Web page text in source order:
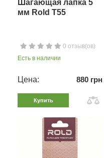
Шагающая лапка 5
мм Rold T55
0 отзыв(ов)
Есть в наличии
Цена: 880 грн
Купить